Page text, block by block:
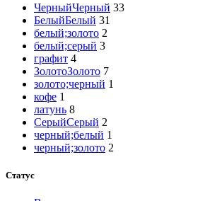
ЧерныйЧерный 33
БелыйБелый 31
белый;золото 2
белый;серый 3
графит 4
ЗолотоЗолото 7
золото;черный 1
кофе 1
латунь 8
СерыйСерый 2
черный;белый 1
черный;золото 2
Статус